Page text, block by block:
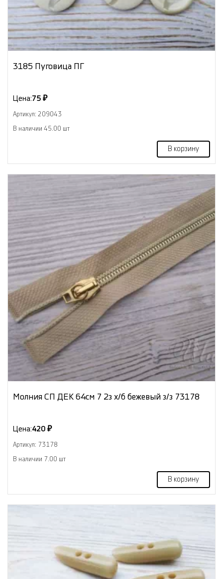
3185 Пуговица ПГ
Цена:75 ₽
Артикул: 209043
В наличии 45.00 шт
В корзину
Молния СП ДЕК 64см 7 2з х/б бежевый з/з 73178
Цена:420 ₽
Артикул: 73178
В наличии 7.00 шт
В корзину